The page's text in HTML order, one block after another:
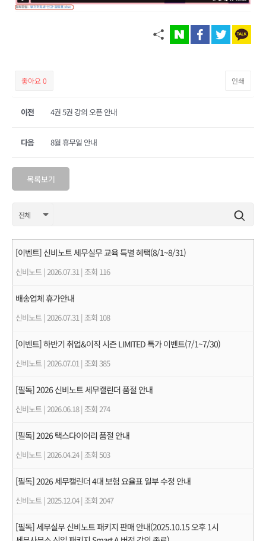
좋아요 0 인쇄
이전 4권 5권 강의 오픈 안내
8월 휴무일 안내
다음
목록보기
[이벤트] 신비노트 세무실무 교육 특별 혜택(8/1~8/31)
신비노트 | 2026.07.31 | 조회 116
배송업체 휴가안내
신비노트 | 2026.07.31 | 조회 108
[이벤트] 하반기 취업&이직 시즌 LIMITED 특가 이벤트(7/1~7/30)
신비노트 | 2026.07.01 | 조회 385
[필독] 2026 신비노트 세무캘린더 품절 안내
신비노트 | 2026.06.18 | 조회 274
[필독] 2026 택스다이어리 품절 안내
신비노트 | 2026.04.24 | 조회 503
[필독] 2026 세무캘린더 4대 보험 요율표 일부 수정 안내
신비노트 | 2025.12.04 | 조회 2047
[필독] 세무실무 신비노트 패키지 판매 안내(2025.10.15 오후 1시